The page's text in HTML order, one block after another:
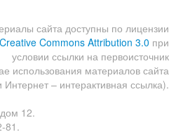
сайта доступны по лицензии
Creative Commons Attribution 3.0 при
условии ссылки на первоисточник
использования материалов сайта
Интернет – интерактивная ссылка).
12.
81.